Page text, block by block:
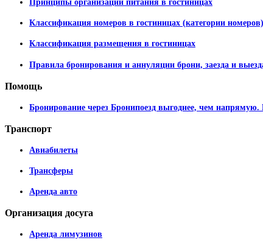
Принципы организации питания в гостиницах
Классификация номеров в гостиницах (категории номеров)
Классификация размещения в гостиницах
Правила бронирования и аннуляции брони, заезда и
Помощь
Бронирование через Бронипоезд выгоднее, чем
Транспорт
Авиабилеты
Трансферы
Аренда авто
Организация досуга
Аренда лимузинов